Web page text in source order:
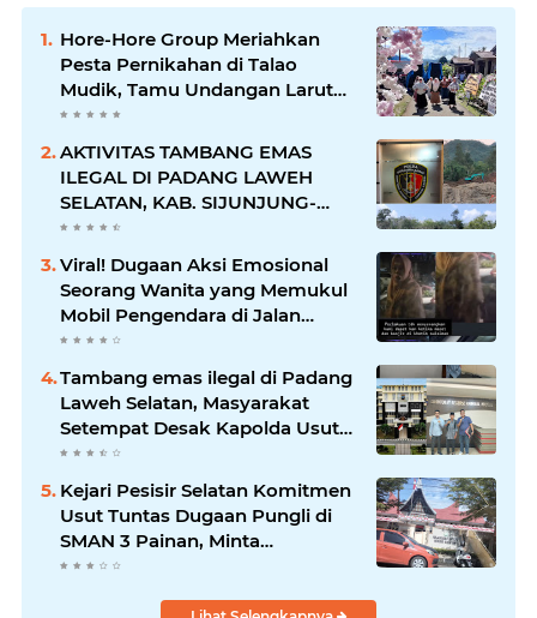
Hore-Hore Group Meriahkan
Pesta Pernikahan di Talao
Mudik, Tamu Undangan Larut
dalam Suasana Penuh
AKTIVITAS TAMBANG EMAS
ILEGAL DI PADANG LAWEH
SELATAN, KAB. SIJUNJUNG-
SUMBAR SEMAKIN
MERAJALELA
Viral! Dugaan Aksi Emosional
Seorang Wanita yang Memukul
Mobil Pengendara di Jalan
Khatib Sulaiman
Tambang emas ilegal di Padang
Laweh Selatan, Masyarakat
Setempat Desak Kapolda Usut
Tuntas
Kejari Pesisir Selatan Komitmen
Usut Tuntas Dugaan Pungli di
SMAN 3 Painan, Minta
Inspektorat Sumbar Lakukan